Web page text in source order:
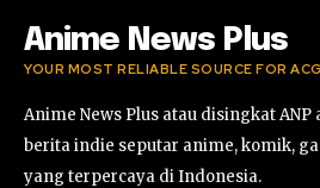
Anime News Plus
YOUR MOST RELIABLE SOURCE FOR
Anime News Plus atau disingkat ANP
berita indie seputar anime, komik,
yang terpercaya di Indonesia.